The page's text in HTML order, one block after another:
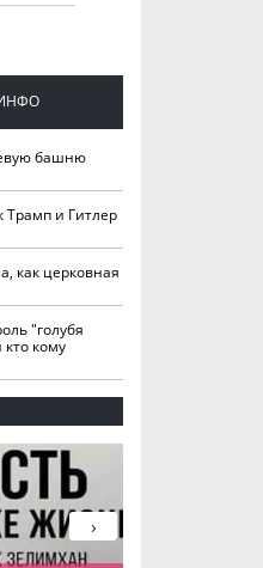
башню
Трамп и Гитлер
как церковная
"голубя
кому
›